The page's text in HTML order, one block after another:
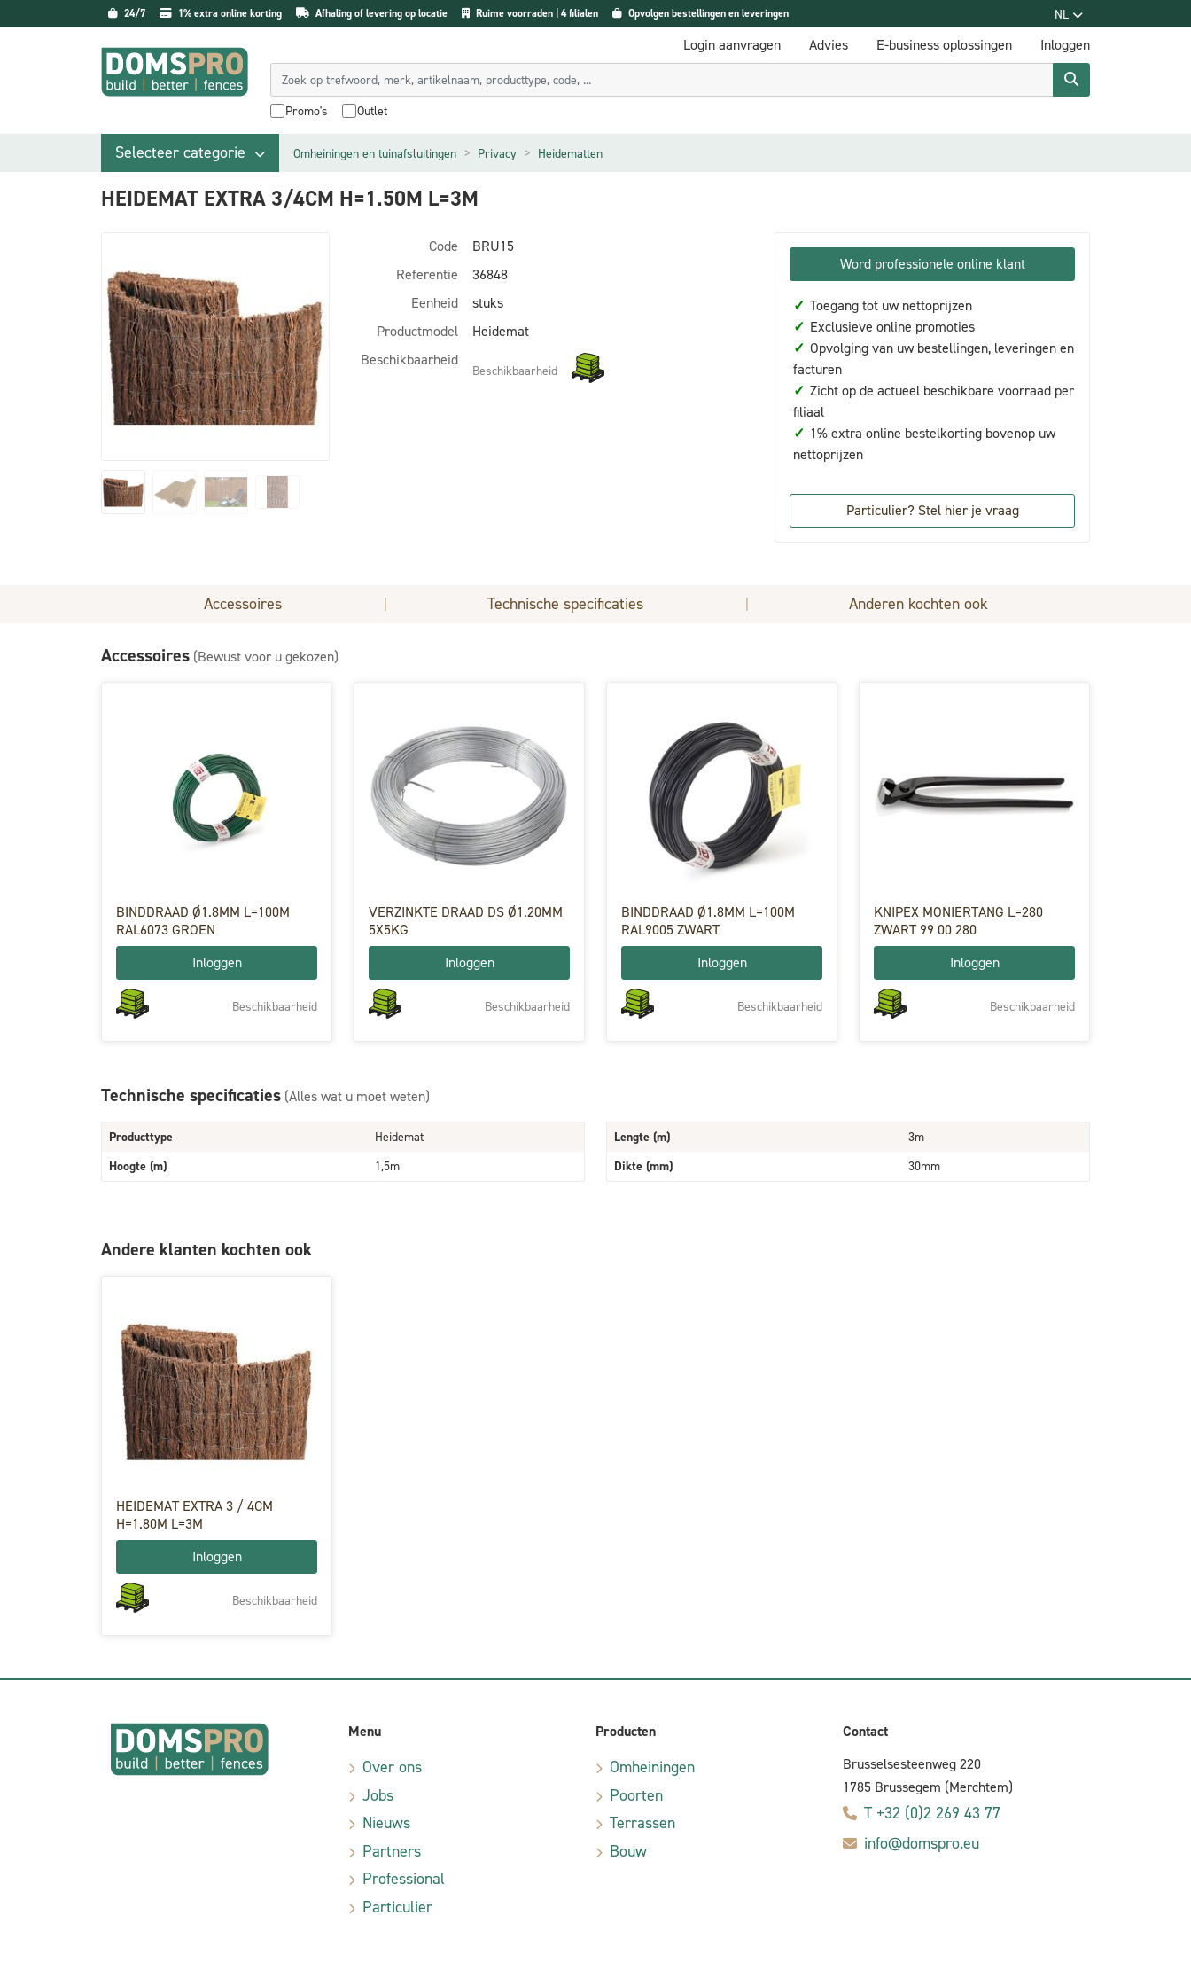
24/7 1% extra online korting Afhaling of levering op locatie Ruime voorraden | 4 filialen Opvolgen bestellingen en leveringen NL
Login aanvragen Advies E-business oplossingen Inloggen
Promo's Outlet
Selecteer categorie Omheiningen en tuinafsluitingen Privacy Heidematten
HEIDEMAT EXTRA 3/4CM H=1.50M L=3M
Code
BRU15
Referentie
36848
Eenheid
stuks
Productmodel
Heidemat
Beschikbaarheid
Beschikbaarheid
Word professionele online klant
✓ Toegang tot uw nettoprijzen
✓ Exclusieve online promoties
✓ Opvolging van uw bestellingen, leveringen en
facturen
✓ Zicht op de actueel beschikbare voorraad per
filiaal
✓ 1% extra online bestelkorting bovenop uw
nettoprijzen
Particulier? Stel hier je vraag
Accessoires | Technische specificaties | Anderen kochten ook
Accessoires (Bewust voor u gekozen)
BINDDRAAD Ø1.8MM L=100M
RAL6073 GROEN
Inloggen
Beschikbaarheid
VERZINKTE DRAAD DS Ø1.20MM
5X5KG
Inloggen
Beschikbaarheid
BINDDRAAD Ø1.8MM L=100M
RAL9005 ZWART
Inloggen
Beschikbaarheid
KNIPEX MONIERTANG L=280
ZWART 99 00 280
Inloggen
Beschikbaarheid
Technische specificaties (Alles wat u moet weten)
Producttype
Heidemat
Hoogte (m)
1,5m
Lengte (m)
3m
Dikte (mm)
30mm
Andere klanten kochten ook
HEIDEMAT EXTRA 3 / 4CM
H=1.80M L=3M
Inloggen
Beschikbaarheid
Menu
Over ons
Jobs
Nieuws
Partners
Professional
Particulier
Producten
Omheiningen
Poorten
Terrassen
Bouw
Contact
Brusselsesteenweg 220
1785 Brussegem (Merchtem)
T +32 (0)2 269 43 77
info@domspro.eu